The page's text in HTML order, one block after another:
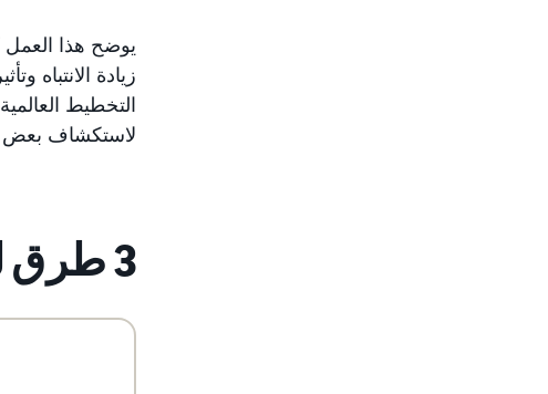
زيادة الانتباه
لاستكشاف بعض
3 طرق للتعامل مع اقتصاد جذب الانتباه